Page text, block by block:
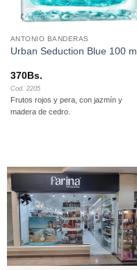
ANTONIO BANDERAS
Urban Seduction Blue 100 ml
370Bs.
Cod. 2205
Frutos rojos y pera, con jazmín y
madera de cedro.